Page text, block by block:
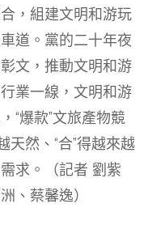
，組建文明和游玩
道。黨的二十年夜
文，推動文明和游
業一線，文明和游
“爆款”文旅產物競
天然、“合”得越來越
求。（記者 劉紫
、蔡馨逸）